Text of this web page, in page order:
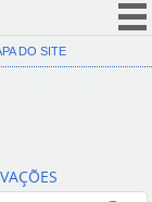
(COVID-19)
Canais
DO SITE